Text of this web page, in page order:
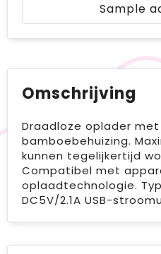
Sample
Omschrijving
Draadloze oplader
bamboebehuizing.
kunnen tegelijkertijd
Compatibel met
oplaadtechnologie.
DC5V/2.1A USB-